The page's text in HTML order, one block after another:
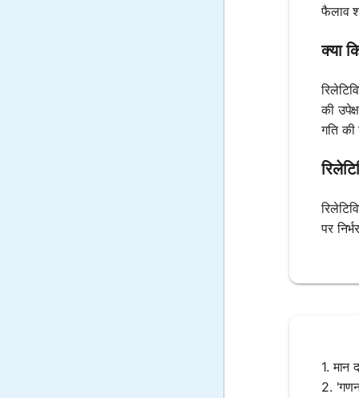
फैलाव
क्या
की
गति की
पर
1. मान
2.